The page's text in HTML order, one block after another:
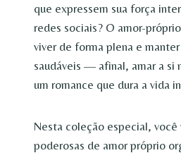
que expressem sua força
redes sociais? O amor-
viver de forma plena e
saudáveis — afinal, amar a si
um romance que dura a vida
Nesta coleção especial, você
poderosas de amor próprio